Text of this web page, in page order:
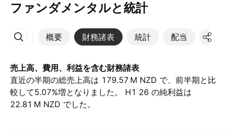
ファンダメンタルと統計
概要 財務諸表 統計 配当 決算
その他
売上高、費用、利益を含む財務諸表
直近の半期の総売上高は ‪179.57 M‬ NZD で、前半期と比
較して5.07%増となりました。 H1 26 の純利益は
‪22.81 M‬ NZD でした。